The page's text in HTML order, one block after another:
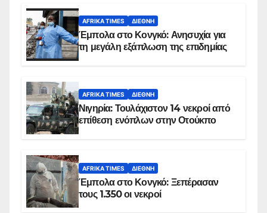
AFRIKA TIMES ΔΙΕΘΝΉ
Έμπολα στο Κονγκό: Ανησυχία για
τη μεγάλη εξάπλωση της επιδημίας
AFRIKA TIMES ΔΙΕΘΝΉ
Νιγηρία: Τουλάχιστον 14 νεκροί από
επίθεση ενόπλων στην Οτούκπο
AFRIKA TIMES ΔΙΕΘΝΉ
Έμπολα στο Κονγκό: Ξεπέρασαν
τους 1.350 οι νεκροί